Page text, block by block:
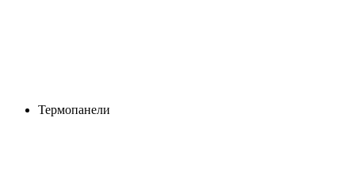
Термопанели